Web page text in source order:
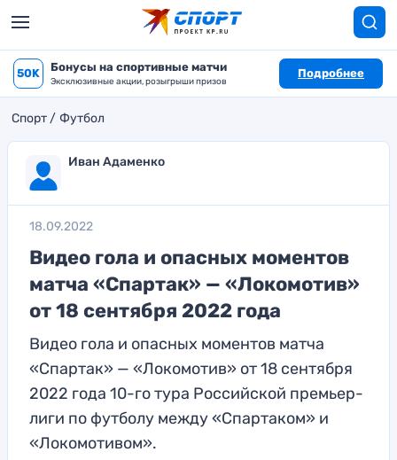
50K Бонусы на спортивные матчи
Эксклюзивные акции, розыгрыши призов
Подробнее
Спорт Футбол
Иван Адаменко
18.09.2022
Видео гола и опасных моментов
матча «Спартак» — «Локомотив»
от 18 сентября 2022 года
Видео гола и опасных моментов матча
«Спартак» — «Локомотив» от 18 сентября
2022 года 10-го тура Российской премьер-
лиги по футболу между «Спартаком» и
«Локомотивом».